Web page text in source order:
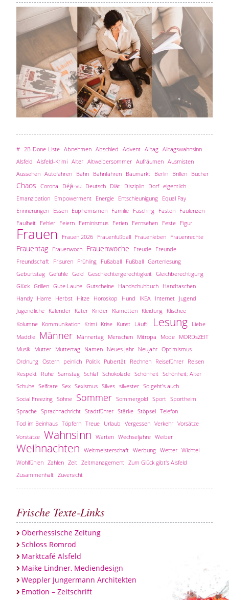
# 2B-Done-Liste Abnehmen Abschied Advent Alltag Alltagswahnsinn
Alsfeld Alsfeld-Krimi Alter Altweibersommer Aufräumen Ausmisten
Aussehen Autofahren Bahn Bahnfahren Baumarkt Berlin Brillen Bücher
Chaos Corona Déjà-vu Deutsch Diät Disziplin Dorf eigentlich
Emanzipation Empowerment Energie Entschleunigung Equal Pay
Erinnerungen Essen Euphemismen Familie Fasching Fasten Faulenzen
Faulheit Fehler Feiern Feminismus Ferien Fernsehen Feste Figur
Frauen Frauen 2026 Frauenfußball Frauenleben Frauenrechte
Frauentag Frauenwoch Frauenwoche Freude Freunde
Freundschaft Frisuren Frühling Fußaball Fußball Gartenlesung
Geburtstag Gefühle Geld Geschlechtergerechtigkeit Gleichberechtigung
Glück Grillen Gute Laune Gutscheine Handschuhbuch Handtaschen
Handy Harre Herbst Hitze Horoskop Hund IKEA Internet Jugend
Jugendliche Kalender Kater Kinder Klamotten Kleidung Klischee
Kolumne Kommunikation Krimi Krise Kunst Läuft! Lesung Liebe
Maddie Männer Männertag Menschen Mitropa Mode MORDsZEIT
Musik Mutter Muttertag Namen Neues Jahr Neujahr Optimismus
Ordnung Ostern peinlich Politik Pubertät Rechnen Reiseführer Reisen
Respekt Ruhe Samstag Schlaf Schokolade Schönheit Schönheit; Alter
Schuhe Selfcare Sex Sexismus Silves silvester So geht's auch
Social Freezing Söhne Sommer Sommergold Sport Sportheim
Sprache Sprachnachricht Stadtführer Stärke Stöpsel Telefon
Tod im Beinhaus Töpfern Treue Urlaub Vergessen Verkehr Vorsätze
Vorstätze Wahnsinn Warten Wechseljahre Weiber
Weihnachten Weltmeisterschaft Werbung Wetter Wichtel
Wohlfühlen Zahlen Zeit Zeitmanagement Zum Glück gibt's Alsfeld
Zusammenhalt Zuversicht
Frische Texte-Links
Oberhessische Zeitung
Schloss Romrod
Marktcafé Alsfeld
Maike Lindner, Mediendesign
Weppler Jungermann Architekten
Emotion – Zeitschrift